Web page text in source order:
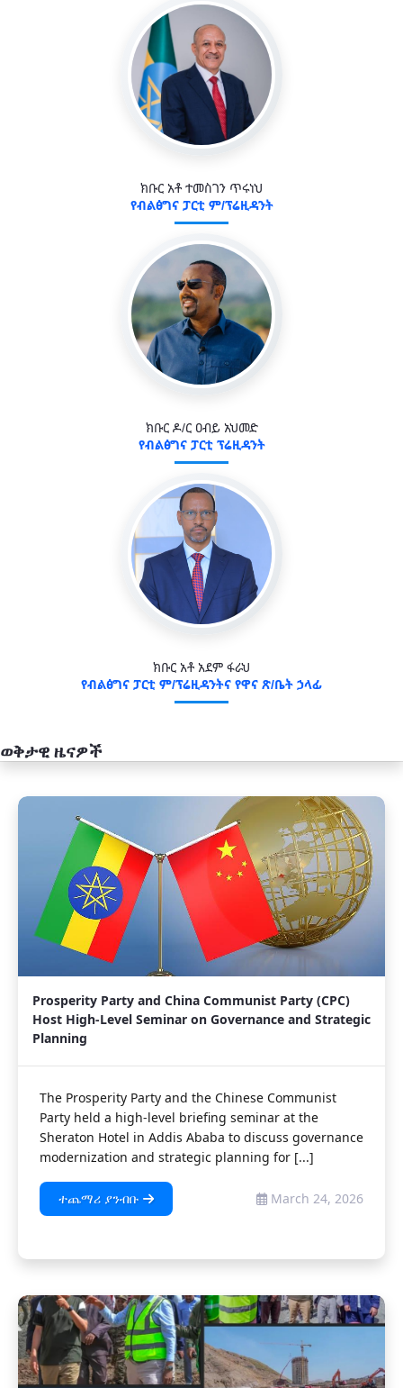
ክቡር አቶ ተመስገን ጥሩነህ
የብልፅግና ፓርቲ ም/ፕሬዚዳንት
ክቡር ዶ/ር ዐብይ አህመድ
የብልፅግና ፓርቲ ፕሬዚዳንት
ክቡር አቶ አደም ፋራህ
የብልፅግና ፓርቲ ም/ፕሬዚዳንትና የዋና ጽ/ቤት ኃላፊ
ወቅታዊ ዜናዎች
አዲስ
Prosperity Party and China Communist Party (CPC)
Host High-Level Seminar on Governance and Strategic
Planning
The Prosperity Party and the Chinese Communist
Party held a high-level briefing seminar at the
Sheraton Hotel in Addis Ababa to discuss governance
modernization and strategic planning for [...]
ተጨማሪ ያንብቡ March 24, 2026